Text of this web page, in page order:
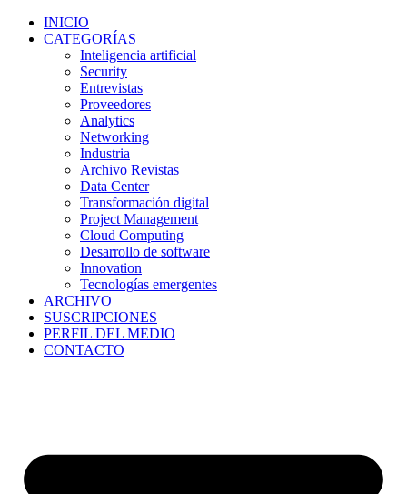
INICIO
CATEGORÍAS
Inteligencia artificial
Security
Entrevistas
Proveedores
Analytics
Networking
Industria
Archivo Revistas
Data Center
Transformación digital
Project Management
Cloud Computing
Desarrollo de software
Innovation
Tecnologías emergentes
ARCHIVO
SUSCRIPCIONES
PERFIL DEL MEDIO
CONTACTO